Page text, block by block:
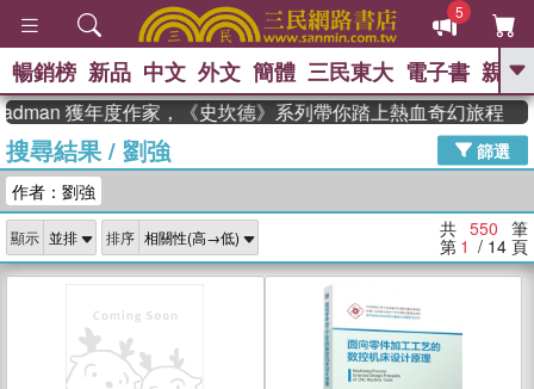
5
GO
The Odyssey 、
父親節 、 如果歷史是一群喵 、 暑期
念華 、 台灣的李登輝時代 、 數學女
孩：黎曼猜想
偉大的迷走神經
暢銷榜 新品 中文 外文 簡體 三民東大 電子書 親子
獲年度作家，《史坎德》系列帶你踏上熱血奇幻旅程
搜尋結果/ 劉強
篩選
作者：劉強
顯示 排序 共 550 筆
第 1 / 14 頁